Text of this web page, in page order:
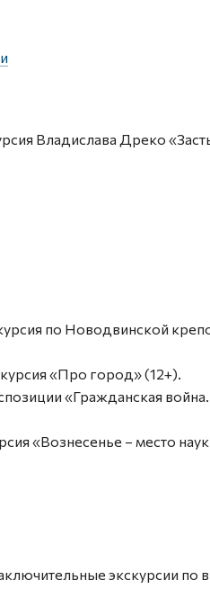
Владислава Дреко
по Новодвинской
«Про город» (12+).
«Гражданская
«Вознесенье – место
экскурсии по